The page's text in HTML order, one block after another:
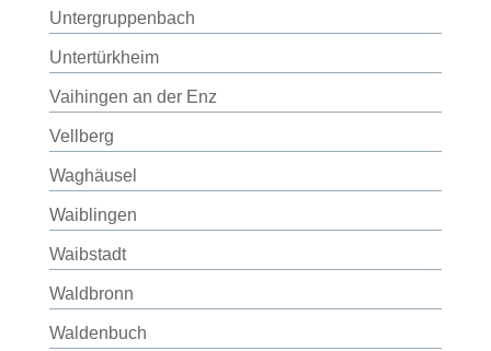
Untergruppenbach
Untertürkheim
Vaihingen an der Enz
Vellberg
Waghäusel
Waiblingen
Waibstadt
Waldbronn
Waldenbuch